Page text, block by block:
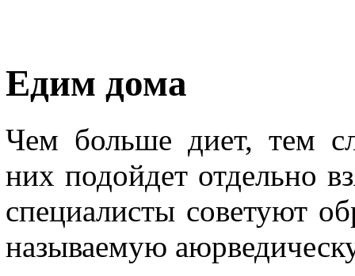
Едим дома
Чем больше диет, тем
них подойдет отдельно
специалисты советуют
называемую